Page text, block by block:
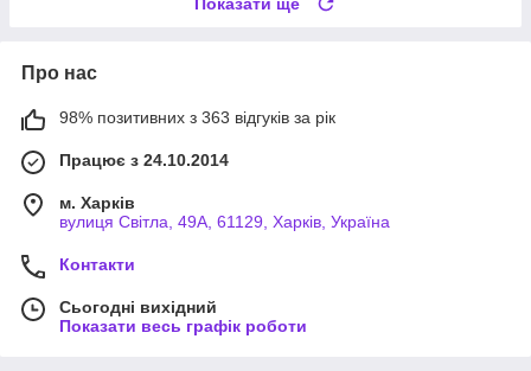
Показати ще
Про нас
98% позитивних з 363 відгуків за рік
Працює з 24.10.2014
м. Харків
вулиця Світла, 49А, 61129, Харків, Україна
Контакти
Сьогодні вихідний
Показати весь графік роботи